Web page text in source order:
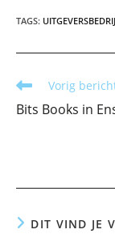
TAGS:
Lees
artikelen
Vorig
Bits Books in
DIT VIND JE